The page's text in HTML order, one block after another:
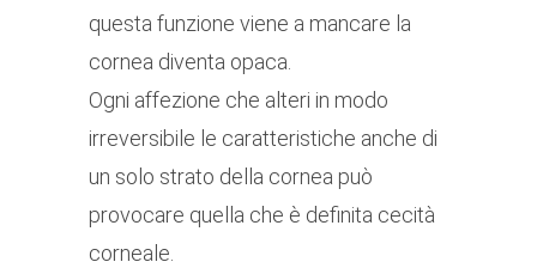
questa funzione viene a mancare la
cornea diventa opaca.
Ogni affezione che alteri in modo
irreversibile le caratteristiche anche di
un solo strato della cornea può
provocare quella che è definita cecità
corneale.